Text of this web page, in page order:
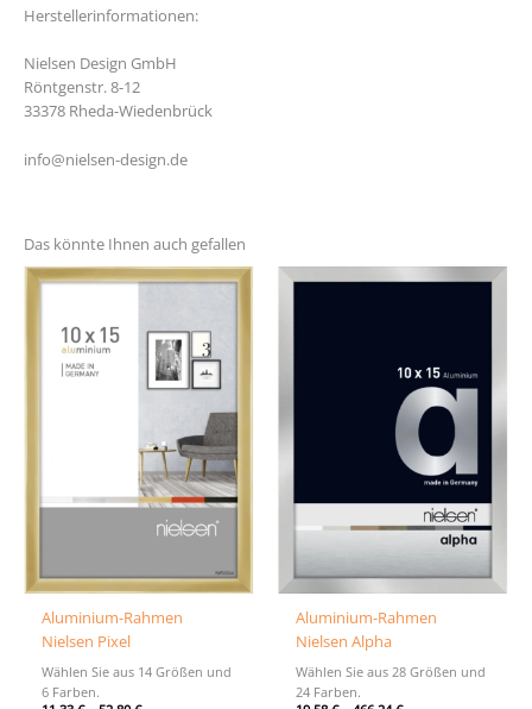
Herstellerinformationen:
Nielsen Design GmbH
Röntgenstr. 8-12
33378 Rheda-Wiedenbrück
info@nielsen-design.de
Das könnte Ihnen auch gefallen
Aluminium-Rahmen
Nielsen Pixel
Wählen Sie aus 14 Größen und
6 Farben.
Aluminium-Rahmen
Nielsen Alpha
Wählen Sie aus 28 Größen und
24 Farben.